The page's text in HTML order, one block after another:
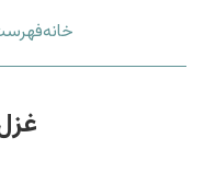
خانه
غزل